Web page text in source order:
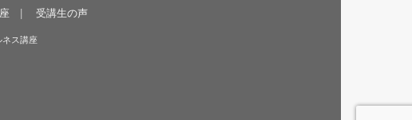
受講生の声
ス講座